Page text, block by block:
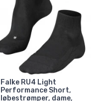
Falke RU4 Light
Performance Short,
løbestrømper, dame,